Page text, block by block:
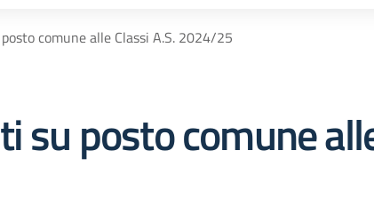
comune alle Classi A.S. 2024/25
su posto comune